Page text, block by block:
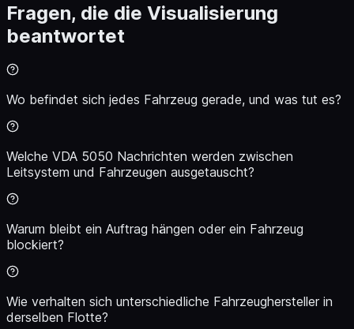
Fragen, die die Visualisierung
beantwortet
Wo befindet sich jedes Fahrzeug gerade, und was tut es?
Welche VDA 5050 Nachrichten werden zwischen
Leitsystem und Fahrzeugen ausgetauscht?
Warum bleibt ein Auftrag hängen oder ein Fahrzeug
blockiert?
Wie verhalten sich unterschiedliche Fahrzeughersteller in
derselben Flotte?